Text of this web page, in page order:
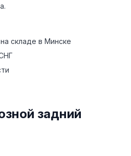
складе в Минске
задний